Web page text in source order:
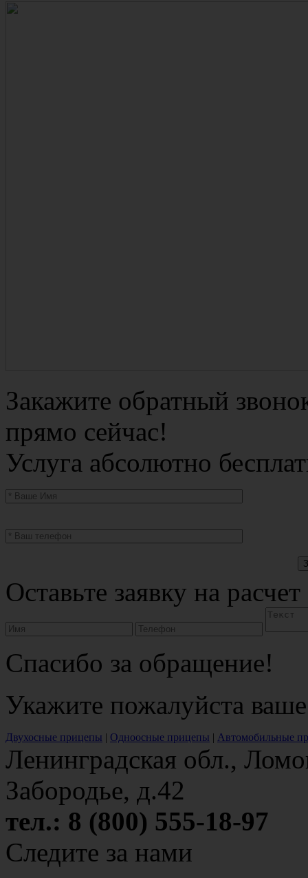
Закажите обратный
прямо сейчас!
Услуга абсолютно
Оставьте заявку на расчет
Спасибо за обращение!
Укажите пожалуйста
Двухосные прицепы | Одноосные прицепы | Автомобильные
Ленинградская обл.,
Забородье, д.42
тел.: 8 (800) 555-18-97
Следите за нами